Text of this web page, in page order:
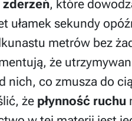
, które
ułamek sekundy
metrów bez
że
nich, co zmusza do
że płynność ruchu